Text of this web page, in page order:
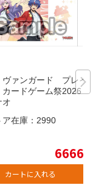
ァンガード プレイ
ードゲーム祭2026 ア
在庫： 2990
6666
カートに入れる